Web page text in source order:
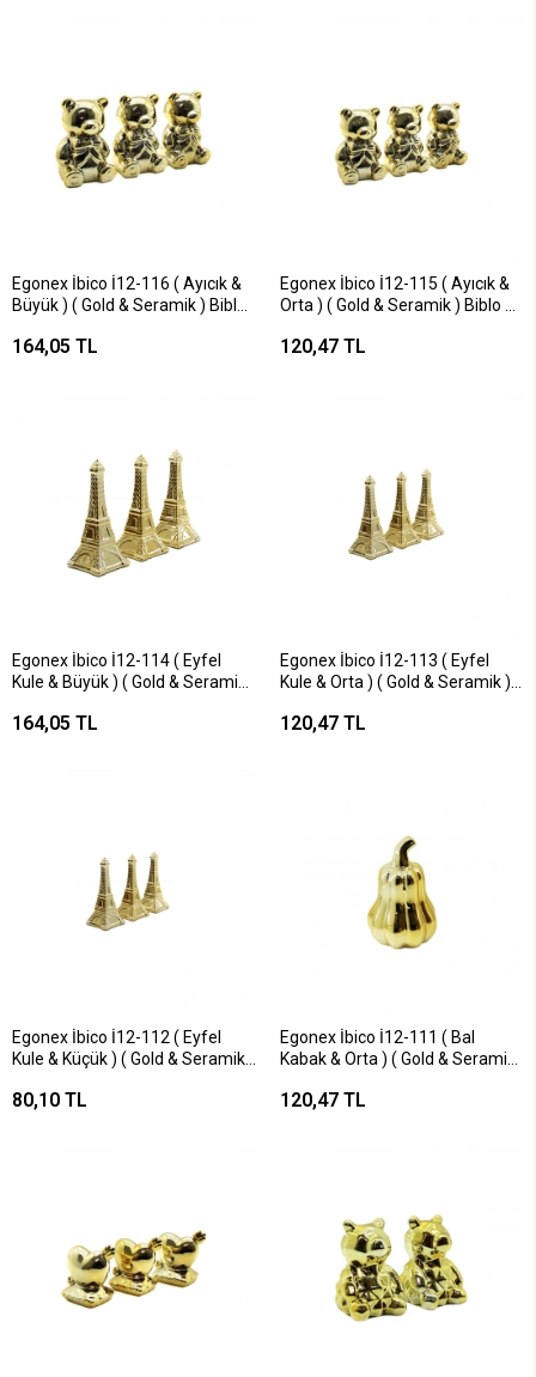
Egonex İbico İ12-116 ( Ayıcık &
Büyük ) ( Gold & Seramik ) Biblo
164,05 TL
Egonex İbico İ12-115 ( Ayıcık &
Orta ) ( Gold & Seramik ) Biblo &
120,47 TL
Egonex İbico İ12-114 ( Eyfel
Kule & Büyük ) ( Gold & Seramik )
Eşyası*6x16
164,05 TL
Egonex İbico İ12-113 ( Eyfel
Kule & Orta ) ( Gold & Seramik )
Eşyası*12x12
120,47 TL
Egonex İbico İ12-112 ( Eyfel
Kule & Küçük ) ( Gold & Seramik )
Eşyası*12x16
80,10 TL
Egonex İbico İ12-111 ( Bal
Kabak & Orta ) ( Gold & Seramik
Eşyası*6x16
120,47 TL